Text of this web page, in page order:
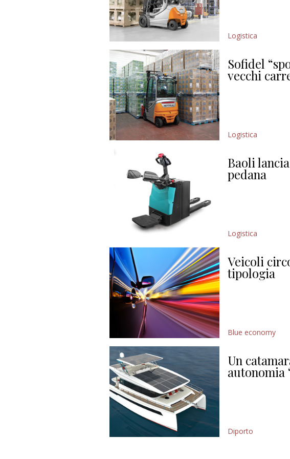
Logistica
Sofidel
vecchi
Logistica
Baoli
pedana
Logistica
Veicoli
tipologia
Blue economy
Un
autonomia
Diporto